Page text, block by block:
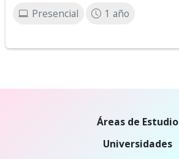
Presencial 1 año
Áreas de Estudio
Universidades